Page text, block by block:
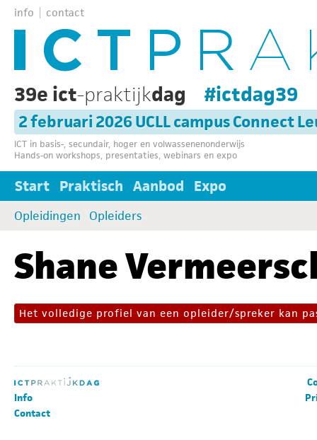
info contact
39e ict-praktijkdag #ictdag39
2 februari 2026 UCLL campus Connect
ICT in basis-, secundair, hoger en volwassenenonderwijs
Hands-on workshops, presentaties, webinars en expo
Start Praktisch Aanbod Expo
Opleidingen Opleiders
Shane
Het volledige profiel van een opleider/spreker kan
Info
Contact